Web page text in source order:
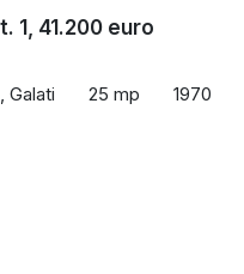
1, 41.200 euro
Galati 25 mp 1970